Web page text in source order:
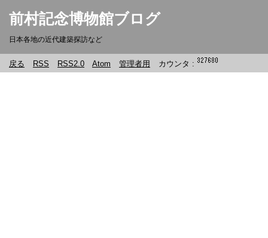
前村記念博物館ブログ
日本各地の近代建築探訪など
戻る RSS RSS2.0 Atom 管理者用 カウンタ :